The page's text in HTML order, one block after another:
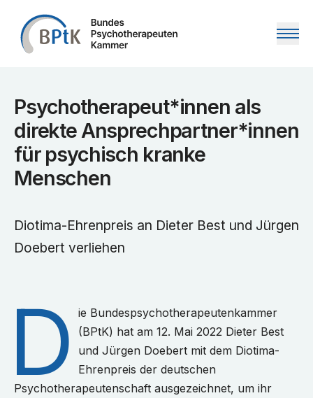
Zum Inhalt springen
Psychotherapeut*innen als
direkte Ansprechpartner*innen
für psychisch kranke
Menschen
Diotima-Ehrenpreis an Dieter Best und Jürgen
Doebert verliehen
D
ie Bundespsychotherapeutenkammer
(BPtK) hat am 12. Mai 2022 Dieter Best
und Jürgen Doebert mit dem Diotima-
Ehrenpreis der deutschen
Psychotherapeutenschaft ausgezeichnet, um ihr